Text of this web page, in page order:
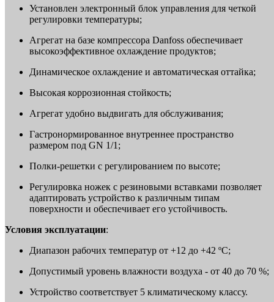
Установлен электронный блок управления для четкой
регулировки температуры;
Агрегат на базе компрессора Danfoss обеспечивает
высокоэффективное охлаждение продуктов;
Динамическое охлаждение и автоматическая оттайка;
Высокая коррозионная стойкость;
Агрегат удобно выдвигать для обслуживания;
Гастронормированное внутреннее пространство
размером под GN 1/1;
Полки-решетки с регулированием по высоте;
Регулировка ножек с резиновыми вставками позволяет
адаптировать устройство к различным типам
поверхности и обеспечивает его устойчивость.
Условия эксплуатации:
Диапазон рабочих температур от +12 до +42 ºС;
Допустимый уровень влажности воздуха - от 40 до 70 %;
Устройство соответствует 5 климатическому классу.